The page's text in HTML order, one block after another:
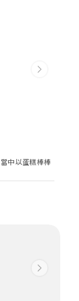
Next
中以蛋糕棒棒
Next